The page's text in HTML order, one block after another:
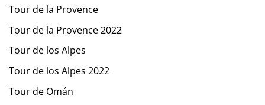
Tour de la Provence
Tour de la Provence 2022
Tour de los Alpes
Tour de los Alpes 2022
Tour de Omán